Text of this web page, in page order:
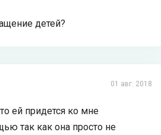
детей?
01 авг. 2018
ей придется ко мне
так как она просто не